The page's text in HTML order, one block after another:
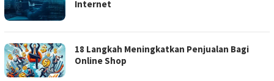
Internet
18 Langkah Meningkatkan Penjualan Bagi
Online Shop